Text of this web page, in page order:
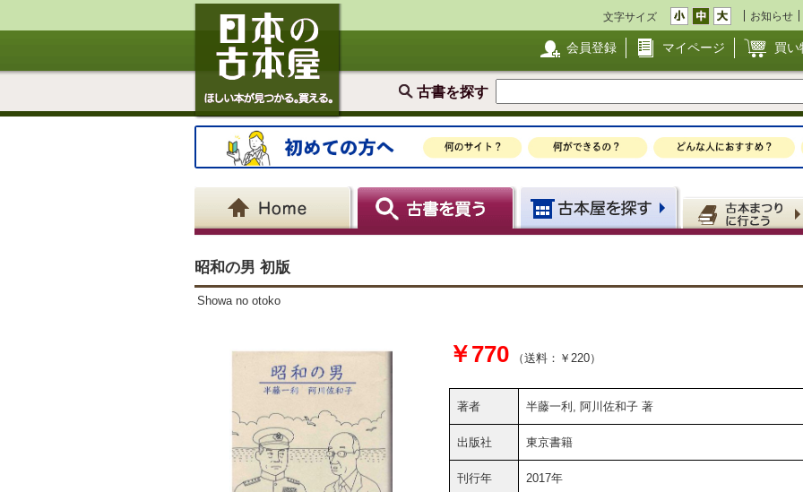
文字サイズ お知らせ
会員登録 マイページ 買い
古書を探す
昭和の男 初版
Showa no otoko
￥770 （送料：￥220）
著者 半藤一利, 阿川佐和子 著
出版社 東京書籍
刊行年 2017年